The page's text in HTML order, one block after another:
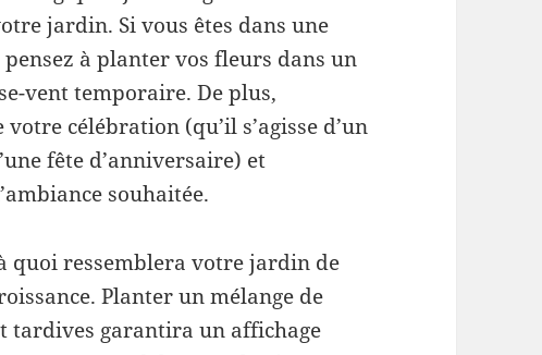
jardin. Si vous êtes dans une
à planter vos fleurs dans un
vent temporaire. De plus,
célébration (qu’il s’agisse d’un
fête d’anniversaire) et
souhaitée.
quoi ressemblera votre jardin de
Planter un mélange de
tardives garantira un affichage